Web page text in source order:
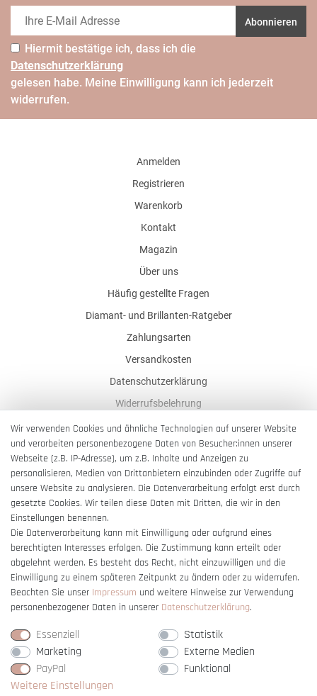
Abonnieren
Hiermit bestätige ich, dass ich die
Daten­schutz­erklärung
gelesen habe. Meine Einwilligung kann ich jederzeit
widerrufen.
Anmelden
Registrieren
Warenkorb
Kontakt
Magazin
Über uns
Häufig gestellte Fragen
Diamant- und Brillanten-Ratgeber
Zahlungsarten
Versandkosten
Datenschutzerklärung
Widerrufsbelehrung
AGB
Impressum
Barrierefreiheitserklärung
Vertrag widerrufen
Wir verwenden Cookies und ähnliche Technologien auf unserer Website
und verarbeiten personenbezogene Daten von Besucher:innen unserer
Webseite (z.B. IP-Adresse), um z.B. Inhalte und Anzeigen zu
personalisieren, Medien von Drittanbietern einzubinden oder Zugriffe auf
unsere Website zu analysieren. Die Datenverarbeitung erfolgt erst durch
gesetzte Cookies. Wir teilen diese Daten mit Dritten, die wir in den
Einstellungen benennen.
Die Datenverarbeitung kann mit Einwilligung oder aufgrund eines
berechtigten Interesses erfolgen. Die Zustimmung kann erteilt oder
abgelehnt werden. Es besteht das Recht, nicht einzuwilligen und die
Einwilligung zu einem späteren Zeitpunkt zu ändern oder zu widerrufen.
Beachten Sie unser Impressum und weitere Hinweise zur Verwendung
personenbezogener Daten in unserer Daten­schutz­erklärung.
Essenziell
Statistik
Marketing
Externe Medien
PayPal
Funktional
Weitere Einstellungen